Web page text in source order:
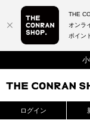
ログイン
THE
オンラ
ポイン